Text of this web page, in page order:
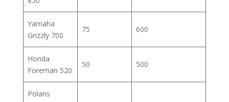
Yamaha
Grizzly 700
75 600
Honda
Foreman 520
50 500
Polaris